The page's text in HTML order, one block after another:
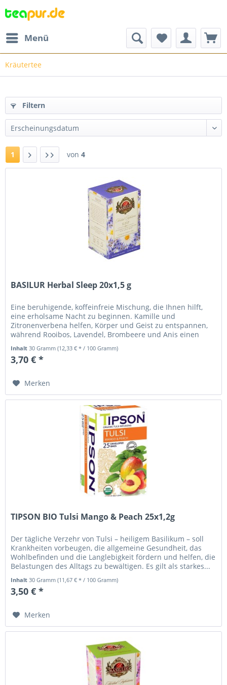
Menü
Kräutertee
Filtern
1 von 4
BASILUR Herbal Sleep 20x1,5 g
Eine beruhigende, koffeinfreie Mischung, die Ihnen hilft,
eine erholsame Nacht zu beginnen. Kamille und
Zitronenverbena helfen, Körper und Geist zu entspannen,
während Rooibos, Lavendel, Brombeere und Anis einen
Inhalt30 Gramm(12,33 € * / 100 Gramm)
3,70 € *
Merken
TIPSON BIO Tulsi Mango & Peach 25x1,2g
Der tägliche Verzehr von Tulsi – heiligem Basilikum – soll
Krankheiten vorbeugen, die allgemeine Gesundheit, das
Wohlbefinden und die Langlebigkeit fördern und helfen, die
Belastungen des Alltags zu bewältigen. Es gilt als starkes...
Inhalt 30 Gramm(11,67 € * / 100 Gramm)
3,50 € *
Merken